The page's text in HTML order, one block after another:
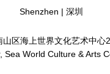
不久。我花了两年时间完
度更强烈的新版本。我也
己会如何再处理和实现这个
Shenzhen | 深圳
山区海上世界文化艺术中心
Sea World Culture & Arts